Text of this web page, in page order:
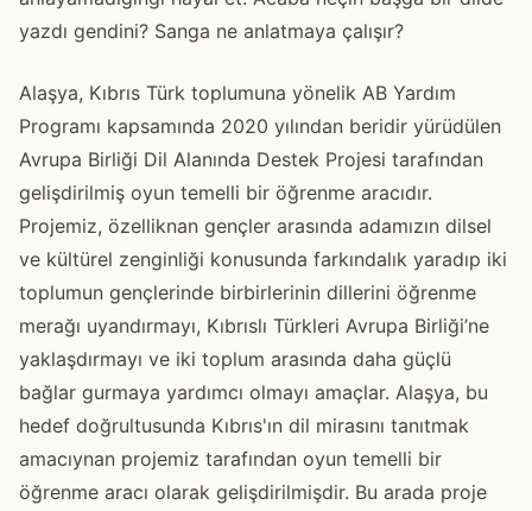
yazdı gendini? Sanga ne anlatmaya çalışır?
Alaşya, Kıbrıs Türk toplumuna yönelik AB Yardım
Programı kapsamında 2020 yılından beridir yürüdülen
Avrupa Birliği Dil Alanında Destek Projesi tarafından
gelişdirilmiş oyun temelli bir öğrenme aracıdır.
Projemiz, özelliknan gençler arasında adamızın dilsel
ve kültürel zenginliği konusunda farkındalık yaradıp iki
toplumun gençlerinde birbirlerinin dillerini öğrenme
merağı uyandırmayı, Kıbrıslı Türkleri Avrupa Birliği’ne
yaklaşdırmayı ve iki toplum arasında daha güçlü
bağlar gurmaya yardımcı olmayı amaçlar. Alaşya, bu
hedef doğrultusunda Kıbrıs'ın dil mirasını tanıtmak
amacıynan projemiz tarafından oyun temelli bir
öğrenme aracı olarak gelişdirilmişdir. Bu arada proje